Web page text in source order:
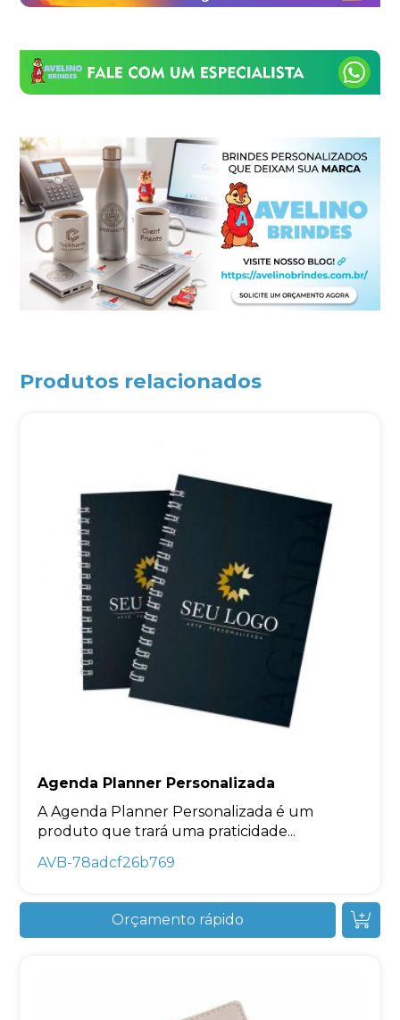
Produtos relacionados
Agenda Planner Personalizada
A Agenda Planner Personalizada é um
produto que trará uma praticidade...
AVB-78adcf26b769
Orçamento rápido